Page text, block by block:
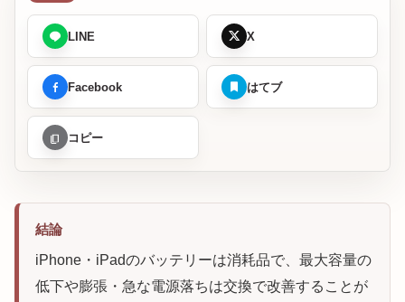
LINE X
Facebook はてブ
コピー
結論
iPhone・iPadのバッテリーは消耗品で、最大容量の
低下や膨張・急な電源落ちは交換で改善することが